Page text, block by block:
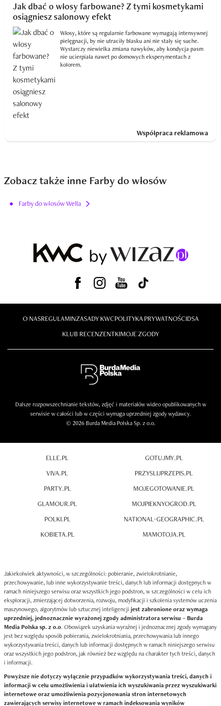
Jak dbać o włosy farbowane? Z tymi kosmetykami
osiągniesz salonowy efekt
Włosy, które są regularnie farbowane wymagają intensywnej
pielęgnacji, by nie utraciły blasku ani nie stały się suche.
Wystarczy niewielka zmiana nawyków, aby kondycja pasm
nie ucierpiała nawet po domowych eksperymentach z
kolorem.
Współpraca reklamowa
Zobacz także inne Farby do włosów
Farby do włosów Wella
O NASREGULAMINZASADY KWCPOLITYKA PRYWATNOŚCIDSA
KLUB RECENZENTKIMOJE ZGODY
Dalsze rozpowszechnianie tekstów, zdjęć i materiałów wideo opublikowanych w
serwisie w całości lub w części wymaga uprzedniej zgody wydawcy.
© 2026 Burda Media Polska Sp. z o.o.
ELLE.PL
VIVA.PL
PARTY.PL
GLAMOUR.PL
POLKI.PL
KOBIETA.PL
GOTUJMY.PL
PRZYSLIJPRZEPIS.PL
MOJEGOTOWANIE.PL
MOJPIEKNYOGROD.PL
NATIONAL-GEOGRAPHIC.PL
MAMOTOJA.PL
Jakiekolwiek aktywności, w szczególności: pobieranie, zwielokrotnianie,
przechowywanie, lub inne wykorzystywanie treści, danych lub informacji dostępnych w
ramach niniejszego serwisu oraz wszystkich jego podstron, w szczególności w celu ich
eksploracji, zmierzającej dotworzenia, rozwoju, modyfikacji i szkolenia systemów uczenia
maszynowego, algorytmów lub sztucznej inteligencji jest zabronione oraz wymaga
uprzedniej, jednoznacznie wyrażonej zgody administratora serwisu – Burda
Media Polska sp. z o.o. Obowiązek uzyskania wyraźnej i jednoznacznej zgody wymagany
jest bez względu sposób pobierania, zwielokrotniania, przechowywania lub innego
wykorzystywania treści, danych lub informacji dostępnych w ramach niniejszego serwisu
oraz wszystkich jego podstron, jak również bez względu na charakter tych treści, danych
i informacji.
Powyższe nie dotyczy wyłącznie przypadków wykorzystywania treści, danych i
informacji w celu umożliwienia i ułatwienia ich wyszukiwania przez wyszukiwarki
internetowe oraz umożliwienia pozycjonowania stron internetowych
zawierających serwisy internetowe w ramach indeksowania wyników